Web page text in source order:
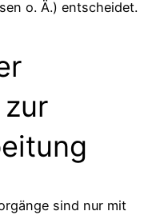
o. Ä.) entscheidet.
sind nur mit